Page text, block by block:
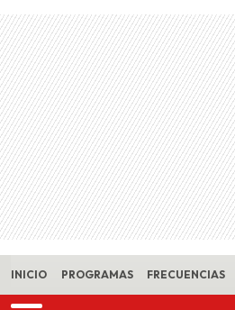
Skip to main content
INICIO PROGRAMAS FRECUENCIAS